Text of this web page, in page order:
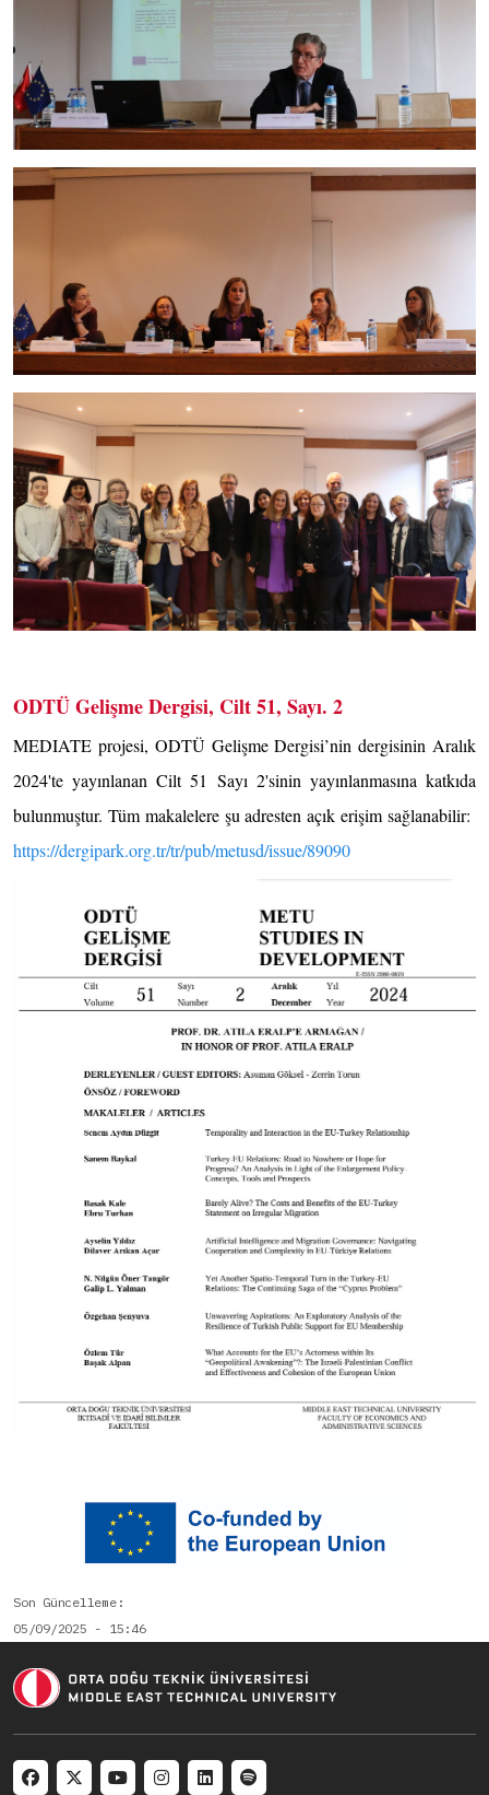
ODTÜ Gelişme Dergisi, Cilt 51, Sayı. 2
MEDIATE projesi, ODTÜ Gelişme Dergisi’nin dergisinin Aralık
2024'te yayınlanan Cilt 51 Sayı 2'sinin yayınlanmasına katkıda
bulunmuştur. Tüm makalelere şu adresten açık erişim sağlanabilir:
https://dergipark.org.tr/tr/pub/metusd/issue/89090
Son Güncelleme
05/09/2025 - 15:46
Social menu